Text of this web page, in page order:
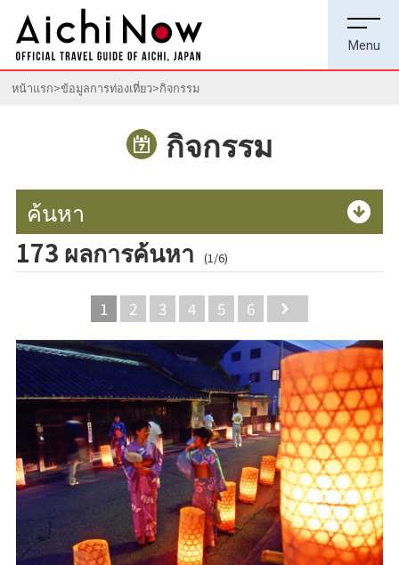
หน้าแรก ข้อมูลการท่องเที่ยว กิจกรรม
กิจกรรม
ค้นหา
173 ผลการค้นหา (1/6)
1 2 3 4 5 6